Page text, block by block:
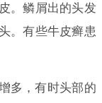
。鳞屑出的头发
。有些牛皮癣患
多，有时头部的